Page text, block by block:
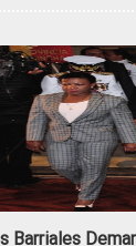
Barriales